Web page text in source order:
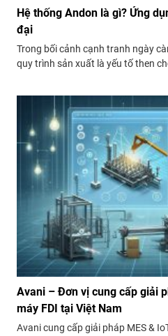
Hệ thống Andon là gì? Ứng
đại
Trong bối cảnh cạnh tranh ngày
quy trình sản xuất là yếu tố then
mạnh mẽ hỗ trợ điều này chính là
Avani – Đơn vị cung cấp giải
máy FDI tại Việt Nam
Avani cung cấp giải pháp MES &